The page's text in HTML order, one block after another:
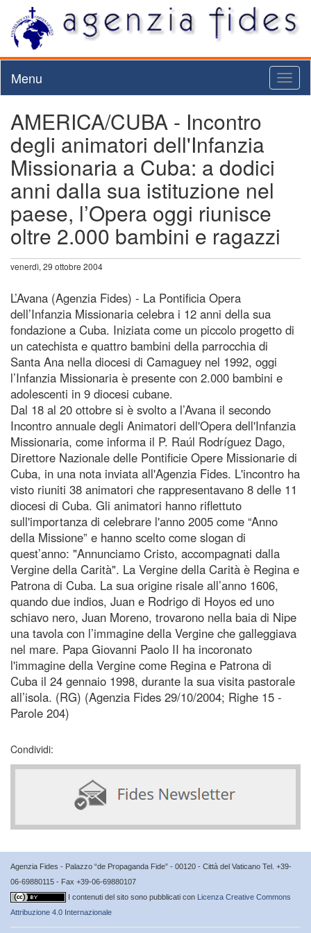
Menu
AMERICA/CUBA - Incontro
degli animatori dell'Infanzia
Missionaria a Cuba: a dodici
anni dalla sua istituzione nel
paese, l’Opera oggi riunisce
oltre 2.000 bambini e ragazzi
venerdì, 29 ottobre 2004
L’Avana (Agenzia Fides) - La Pontificia Opera
dell’Infanzia Missionaria celebra i 12 anni della sua
fondazione a Cuba. Iniziata come un piccolo progetto di
un catechista e quattro bambini della parrocchia di
Santa Ana nella diocesi di Camaguey nel 1992, oggi
l’Infanzia Missionaria è presente con 2.000 bambini e
adolescenti in 9 diocesi cubane.
Dal 18 al 20 ottobre si è svolto a l’Avana il secondo
Incontro annuale degli Animatori dell'Opera dell'Infanzia
Missionaria, come informa il P. Raúl Rodríguez Dago,
Direttore Nazionale delle Pontificie Opere Missionarie di
Cuba, in una nota inviata all'Agenzia Fides. L'incontro ha
visto riuniti 38 animatori che rappresentavano 8 delle 11
diocesi di Cuba. Gli animatori hanno riflettuto
sull'importanza di celebrare l'anno 2005 come “Anno
della Missione” e hanno scelto come slogan di
quest’anno: "Annunciamo Cristo, accompagnati dalla
Vergine della Carità". La Vergine della Carità è Regina e
Patrona di Cuba. La sua origine risale all’anno 1606,
quando due indios, Juan e Rodrigo di Hoyos ed uno
schiavo nero, Juan Moreno, trovarono nella baia di Nipe
una tavola con l’immagine della Vergine che galleggiava
nel mare. Papa Giovanni Paolo II ha incoronato
l'immagine della Vergine come Regina e Patrona di
Cuba il 24 gennaio 1998, durante la sua visita pastorale
all’isola. (RG) (Agenzia Fides 29/10/2004; Righe 15 -
Parole 204)
Condividi:
Agenzia Fides - Palazzo “de Propaganda Fide” - 00120 - Città del Vaticano Tel. +39-
06-69880115 - Fax +39-06-69880107
I contenuti del sito sono pubblicati con Licenza Creative Commons
Attribuzione 4.0 Internazionale